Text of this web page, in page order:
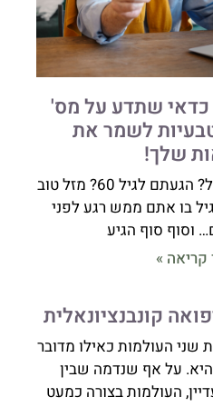
כדאי שתדע על מס'
לשמר את
שלך!
תחילה, מהו גיל הזהב בכלל? הגעתם לגיל 60? מזל טוב
בו אתם ממש רגע לפני
וסוף סוף הגיע
»
קונבנציונאלית
שני העולמות כאילו מדובר
על אף שנדמה שבין
העולמות בצורה כמעט